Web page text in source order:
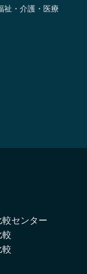
祉・介護・医療
センター
較
較